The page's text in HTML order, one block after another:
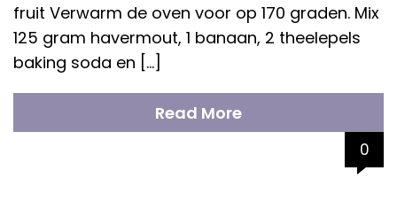
fruit Verwarm de oven voor op 170 graden. Mix
125 gram havermout, 1 banaan, 2 theelepels
baking soda en […]
Read More
0